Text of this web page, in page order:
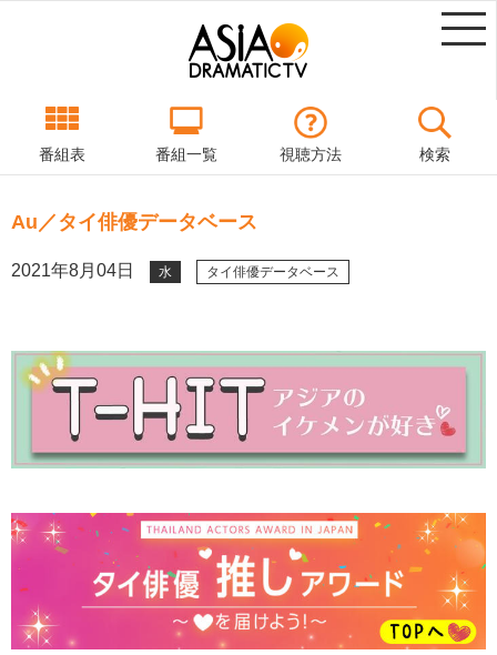
番組表 番組一覧 視聴方法 検索
Au／タイ俳優データベース
2021年8月04日 水 タイ俳優データベース